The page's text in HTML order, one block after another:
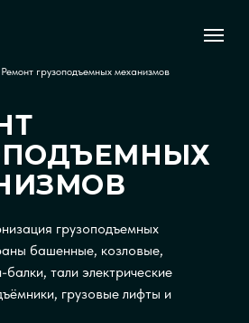
грузоподъемных
башенные, козловые,
тали электрические
грузовые лифты и
Ремонт грузоподъемных механизмов